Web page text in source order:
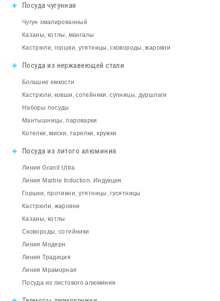
Посуда чугунная
Чугун эмалированный
Казаны, котлы, мангалы
Кастрюли, горшки, утятницы, сковороды, жаровни
Посуда из нержавеющей стали
Большие емкости
Кастрюли, ковши, сотейники, супницы, дуршлаги
Наборы посуды
Мантышницы, пароварки
Котелки, миски, тарелки, кружки
Посуда из литого алюминия
Линия Granit Ultra
Линия Marble Induction. Индукция
Горшки, противни, утятницы, гусятницы
Кастрюли, жаровни
Казаны, котлы
Сковороды, сотейники
Линия Модерн
Линия Традиция
Линия Мраморная
Посуда из листового алюминия